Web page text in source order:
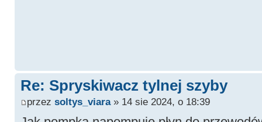
Re: Spryskiwacz tylnej szyby
przez soltys_viara» 14 sie 2024, o 18:39